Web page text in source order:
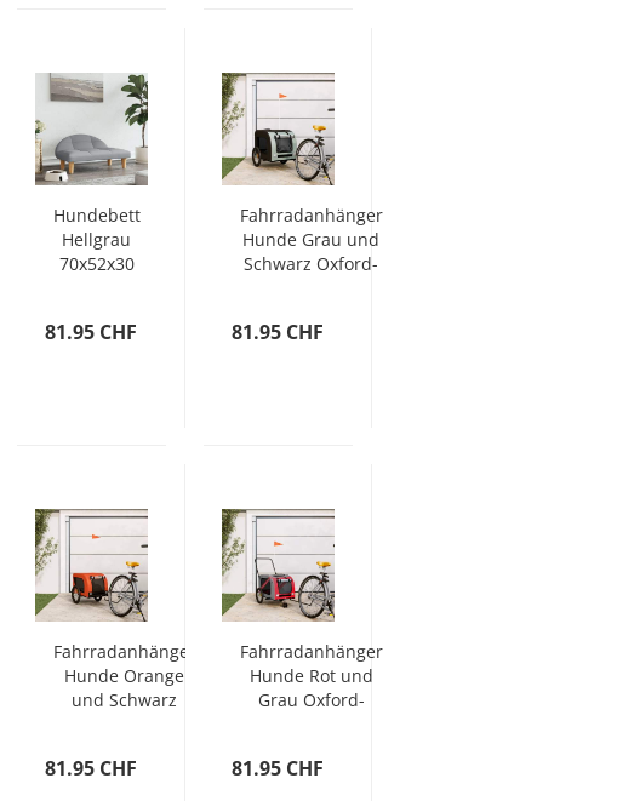
Hundebett
Hellgrau
70x52x30
81.95 CHF
Fahrradanhänger
Hunde Grau und
Schwarz Oxford-
81.95 CHF
Fahrradanhänger
Hunde Orange
und Schwarz
81.95 CHF
Fahrradanhänger
Hunde Rot und
Grau Oxford-
81.95 CHF